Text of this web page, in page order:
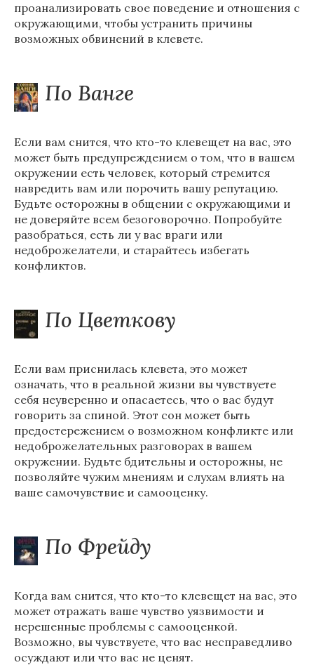
проанализировать свое поведение и отношения с
окружающими, чтобы устранить причины
возможных обвинений в клевете.
По Ванге
Если вам снится, что кто-то клевещет на вас, это
может быть предупреждением о том, что в вашем
окружении есть человек, который стремится
навредить вам или порочить вашу репутацию.
Будьте осторожны в общении с окружающими и
не доверяйте всем безоговорочно. Попробуйте
разобраться, есть ли у вас враги или
недоброжелатели, и старайтесь избегать
конфликтов.
По Цветкову
Если вам приснилась клевета, это может
означать, что в реальной жизни вы чувствуете
себя неуверенно и опасаетесь, что о вас будут
говорить за спиной. Этот сон может быть
предостережением о возможном конфликте или
недоброжелательных разговорах в вашем
окружении. Будьте бдительны и осторожны, не
позволяйте чужим мнениям и слухам влиять на
ваше самочувствие и самооценку.
По Фрейду
Когда вам снится, что кто-то клевещет на вас, это
может отражать ваше чувство уязвимости и
нерешенные проблемы с самооценкой.
Возможно, вы чувствуете, что вас несправедливо
осуждают или что вас не ценят.